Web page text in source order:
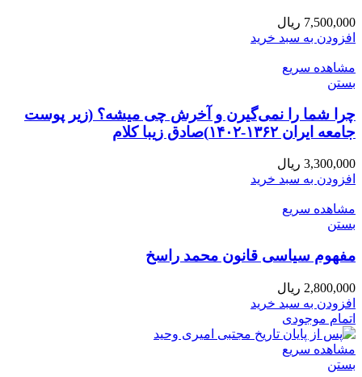
7,500,000 ریال
افزودن به سبد خرید
مشاهده سریع
بستن
چرا شما را نمی‌گیرن و آخرش چی میشه؟ (زیر پوست
جامعه ایران ۱۳۶۲-۱۴۰۲)صادق زیبا کلام
3,300,000 ریال
افزودن به سبد خرید
مشاهده سریع
بستن
مفهوم سیاسی قانون محمد راسخ
2,800,000 ریال
افزودن به سبد خرید
اتمام موجودی
مشاهده سریع
بستن